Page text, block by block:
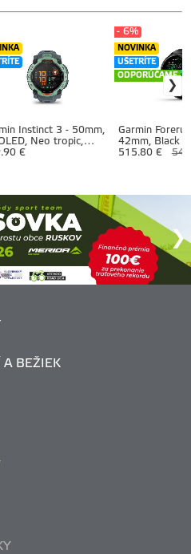
Instinct 3 - 50mm,
Neo tropic,
silicone band
€
Garmin
42mm, Black
NOVINKA
UŠETRÍTE
ODPORÚČAME
- 6%
515.80 €
A BEŽIEK